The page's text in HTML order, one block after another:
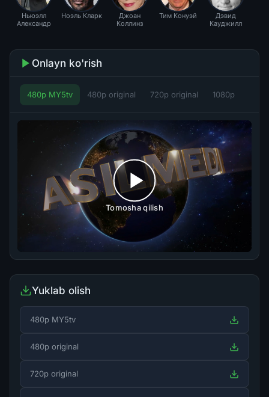
Ньюэлл
Александр
Ноэль Кларк
Джоан
Коллинз
Тим Конуэй
Дэвид
Кауджилл
Onlayn ko'rish
480p MY5tv 480p original 720p original 1080p
Tomosha qilish
Yuklab olish
480p MY5tv
480p original
720p original